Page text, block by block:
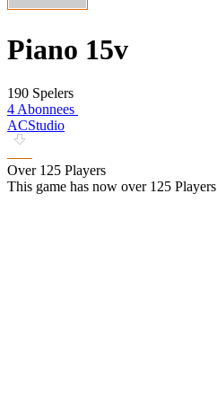
Piano 15v
190 Spelers
4 Abonnees
ACStudio
Over 125 Players
This game has now over 125 Players